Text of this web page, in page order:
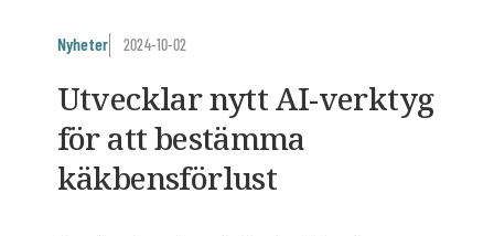
Nyheter 2024-10-02
Utvecklar nytt AI-verktyg
för att bestämma
käkbensförlust